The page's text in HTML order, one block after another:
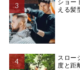
ショー
える髪
スロー
度と距